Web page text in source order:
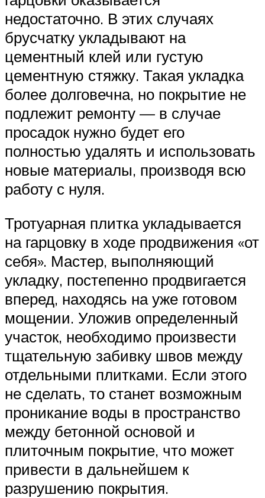
недостаточно. В этих случаях
брусчатку укладывают на
цементный клей или густую
цементную стяжку. Такая укладка
более долговечна, но покрытие не
подлежит ремонту — в случае
просадок нужно будет его
полностью удалять и использовать
новые материалы, производя всю
работу с нуля.
Тротуарная плитка укладывается
на гарцовку в ходе продвижения «от
себя». Мастер, выполняющий
укладку, постепенно продвигается
вперед, находясь на уже готовом
мощении. Уложив определенный
участок, необходимо произвести
тщательную забивку швов между
отдельными плитками. Если этого
не сделать, то станет возможным
проникание воды в пространство
между бетонной основой и
плиточным покрытие, что может
привести в дальнейшем к
разрушению покрытия.